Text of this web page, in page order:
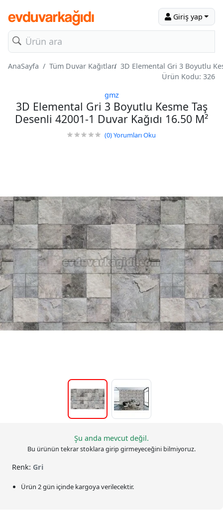
Giriş yap
AnaSayfa Tüm Duvar Kağıtları 3D Elemental Gri 3 Boyutlu
Ürün Kodu: 326
gmz
3D Elemental Gri 3 Boyutlu Kesme Taş
Desenli 42001-1 Duvar Kağıdı 16.50 M²
(0)Yorumları Oku
Şu anda mevcut değil.
Bu ürünün tekrar stoklara girip girmeyeceğini bilmiyoruz.
Renk: Gri
Ürün 2 gün içinde kargoya verilecektir.